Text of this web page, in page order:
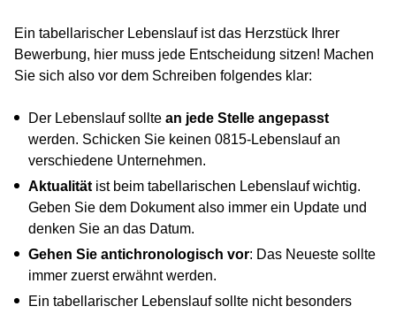
Ein tabellarischer Lebenslauf ist das Herzstück Ihrer
Bewerbung, hier muss jede Entscheidung sitzen! Machen
Sie sich also vor dem Schreiben folgendes klar:
Der Lebenslauf sollte an jede Stelle angepasst
werden. Schicken Sie keinen 0815-Lebenslauf an
verschiedene Unternehmen.
Aktualität ist beim tabellarischen Lebenslauf wichtig.
Geben Sie dem Dokument also immer ein Update und
denken Sie an das Datum.
Gehen Sie antichronologisch vor: Das Neueste sollte
immer zuerst erwähnt werden.
Ein tabellarischer Lebenslauf sollte nicht besonders